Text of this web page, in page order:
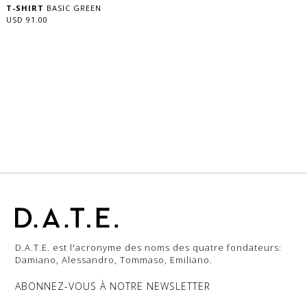
T-SHIRT BASIC GREEN
USD 91.00
D.A.T.E. est l'acronyme des noms des quatre fondateurs:
Damiano, Alessandro, Tommaso, Emiliano.
ABONNEZ-VOUS À NOTRE NEWSLETTER